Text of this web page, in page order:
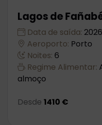
Lagos de
Data de saída:
Aeroporto: Porto
Noites: 6
Regime Alimentar:
almoço
Desde 1410 €